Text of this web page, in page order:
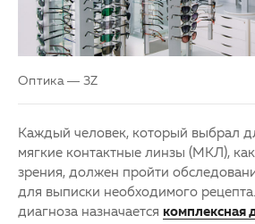
Оптика — 3Z
Каждый человек, который выбрал
мягкие контактные линзы (МКЛ),
зрения, должен пройти
для выписки необходимого
диагноза назначается комплексная